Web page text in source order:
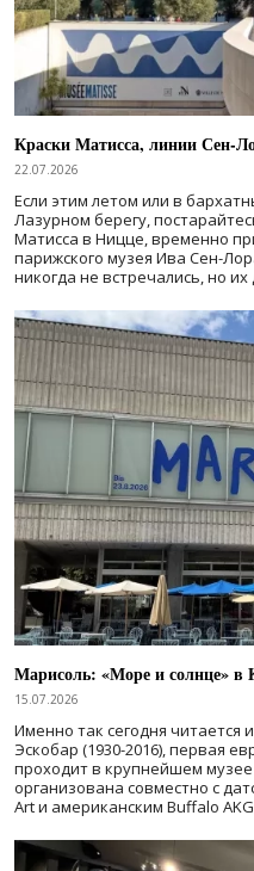
Краски Матисса, линии Сен-
22.07.2026
Если этим летом или в
Лазурном берегу,
Матисса в Ницце, временно
парижского музея Ива Сен-
никогда не встречались, но их
Марисоль: «Море и солнце» в
15.07.2026
Именно так сегодня
Эскобар (1930-2016), первая
проходит в крупнейшем
организована совместно с
Art и американским Buffalo